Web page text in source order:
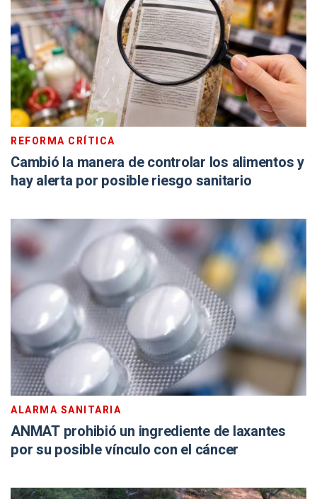
REFORMA CRÍTICA
Cambió la manera de controlar los alimentos y
hay alerta por posible riesgo sanitario
ALARMA SANITARIA
ANMAT prohibió un ingrediente de laxantes
por su posible vínculo con el cáncer